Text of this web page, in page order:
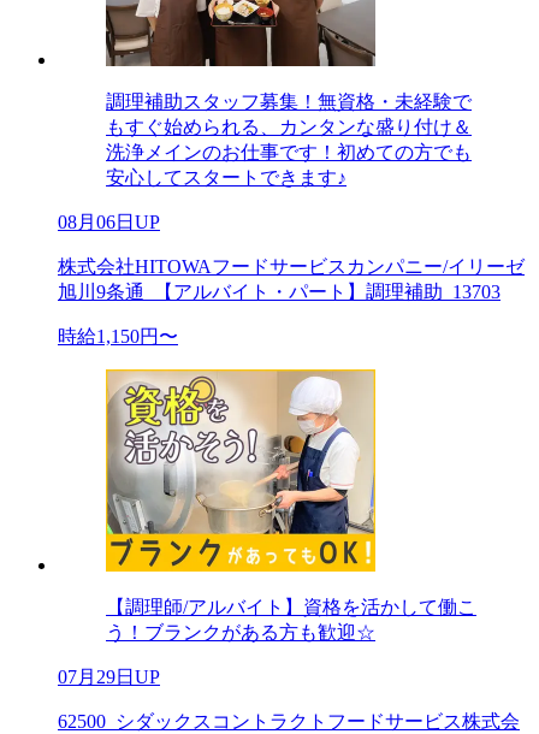
調理補助スタッフ募集！無資格・未経験で
もすぐ始められる、カンタンな盛り付け＆
洗浄メインのお仕事です！初めての方でも
安心してスタートできます♪
08月06日UP
株式会社HITOWAフードサービスカンパニー/イリーゼ
旭川9条通_【アルバイト・パート】調理補助_13703
時給1,150円〜
【調理師/アルバイト】資格を活かして働こ
う！ブランクがある方も歓迎☆
07月29日UP
62500_シダックスコントラクトフードサービス株式会